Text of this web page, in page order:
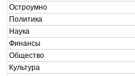
Остроумно
Политика
Наука
Финансы
Общество
Культура